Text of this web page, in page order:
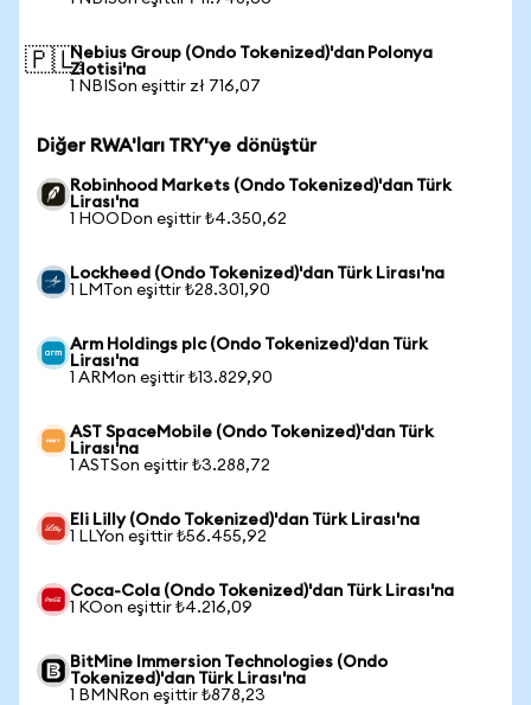
🇵🇱Nebius Group (Ondo Tokenized)'dan Polonya
Zlotisi'na
1 NBISon eşittir zł 716,07
Diğer RWA'ları TRY'ye dönüştür
Robinhood Markets (Ondo Tokenized)'dan Türk
Lirası'na
1 HOODon eşittir ₺4.350,62
Lockheed (Ondo Tokenized)'dan Türk Lirası'na
1 LMTon eşittir ₺28.301,90
Arm Holdings plc (Ondo Tokenized)'dan Türk
Lirası'na
1 ARMon eşittir ₺13.829,90
AST SpaceMobile (Ondo Tokenized)'dan Türk
Lirası'na
1 ASTSon eşittir ₺3.288,72
Eli Lilly (Ondo Tokenized)'dan Türk Lirası'na
1 LLYon eşittir ₺56.455,92
Coca-Cola (Ondo Tokenized)'dan Türk Lirası'na
1 KOon eşittir ₺4.216,09
BitMine Immersion Technologies (Ondo
Tokenized)'dan Türk Lirası'na
1 BMNRon eşittir ₺878,23